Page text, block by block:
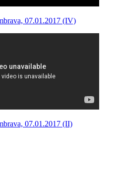
07.01.2017 (IV)
07.01.2017 (II)